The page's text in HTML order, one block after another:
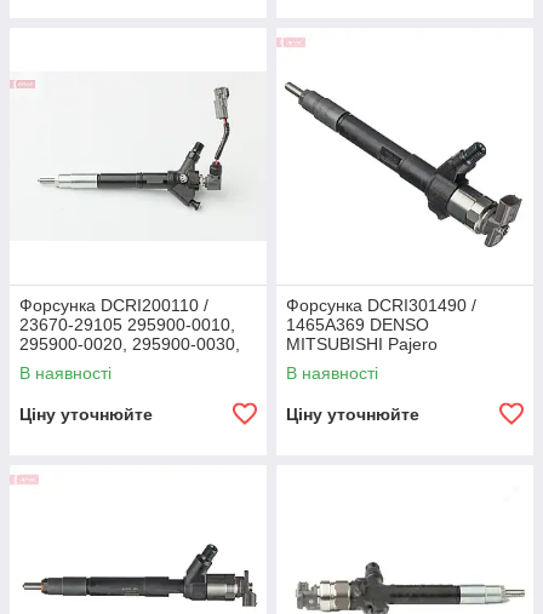
Форсунка DCRI200110 /
23670-29105 295900-0010,
295900-0020, 295900-0030,
295900-0100, 23670-26011
DENSO TOYOTA, LEXUS,
В наявності
Ціну уточнюйте
Форсунка DCRI301490 /
1465A369 DENSO
MITSUBISHI Pajero
В наявності
Ціну уточнюйте